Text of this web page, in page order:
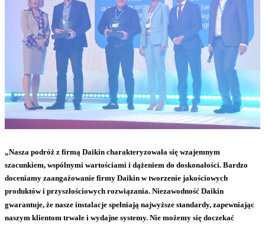
„Nasza podróż z firmą Daikin charakteryzowała się wzajemnym
szacunkiem, wspólnymi wartościami i dążeniem do doskonałości. Bardzo
doceniamy zaangażowanie firmy Daikin w tworzenie jakościowych
produktów i przyszłościowych rozwiązania. Niezawodność Daikin
gwarantuje, że nasze instalacje spełniają najwyższe standardy, zapewniając
naszym klientom trwałe i wydajne systemy. Nie możemy się doczekać